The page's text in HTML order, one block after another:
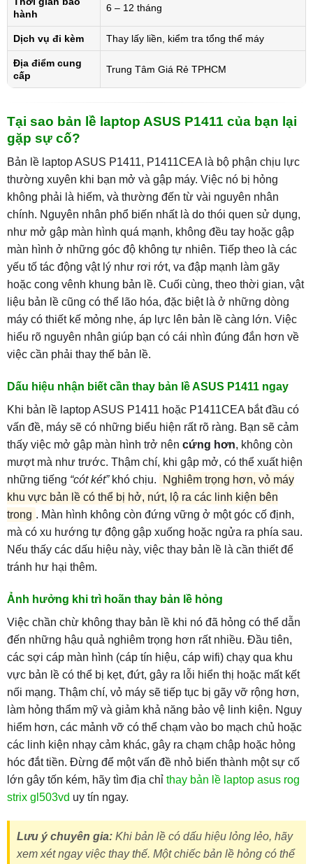
hành
6 – 12 tháng
Dịch vụ đi kèm Thay lấy liền, kiểm tra tổng thể máy
Địa điểm cung
cấp
Trung Tâm Giá Rẻ TPHCM
Tại sao bản lề laptop ASUS P1411 của bạn lại
gặp sự cố?
Bản lề laptop ASUS P1411, P1411CEA là bộ phận chịu lực
thường xuyên khi bạn mở và gập máy. Việc nó bị hỏng
không phải là hiếm, và thường đến từ vài nguyên nhân
chính. Nguyên nhân phổ biến nhất là do thói quen sử dụng,
như mở gập màn hình quá mạnh, không đều tay hoặc gập
màn hình ở những góc độ không tự nhiên. Tiếp theo là các
yếu tố tác động vật lý như rơi rớt, va đập mạnh làm gãy
hoặc cong vênh khung bản lề. Cuối cùng, theo thời gian, vật
liệu bản lề cũng có thể lão hóa, đặc biệt là ở những dòng
máy có thiết kế mỏng nhẹ, áp lực lên bản lề càng lớn. Việc
hiểu rõ nguyên nhân giúp bạn có cái nhìn đúng đắn hơn về
việc cần phải thay thế bản lề.
Dấu hiệu nhận biết cần thay bản lề ASUS P1411 ngay
Khi bản lề laptop ASUS P1411 hoặc P1411CEA bắt đầu có
vấn đề, máy sẽ có những biểu hiện rất rõ ràng. Bạn sẽ cảm
thấy việc mở gập màn hình trở nên cứng hơn, không còn
mượt mà như trước. Thậm chí, khi gập mở, có thể xuất hiện
những tiếng “cót két”khó chịu.
Nghiêm trọng hơn, vỏ máy
khu vực bản lề có thể bị hở, nứt, lộ ra các linh kiện bên
trong . Màn hình không còn đứng vững ở một góc cố định,
mà có xu hướng tự động gập xuống hoặc ngửa ra phía sau.
Nếu thấy các dấu hiệu này, việc thay bản lề là cần thiết để
tránh hư hại thêm.
Ảnh hưởng khi trì hoãn thay bản lề hỏng
Việc chần chừ không thay bản lề khi nó đã hỏng có thể dẫn
đến những hậu quả nghiêm trọng hơn rất nhiều. Đầu tiên,
các sợi cáp màn hình (cáp tín hiệu, cáp wifi) chạy qua khu
vực bản lề có thể bị kẹt, đứt, gây ra lỗi hiển thị hoặc mất kết
nối mạng. Thậm chí, vỏ máy sẽ tiếp tục bị gãy vỡ rộng hơn,
làm hỏng thẩm mỹ và giảm khả năng bảo vệ linh kiện. Nguy
hiểm hơn, các mảnh vỡ có thể chạm vào bo mạch chủ hoặc
các linh kiện nhạy cảm khác, gây ra chạm chập hoặc hỏng
hóc đắt tiền. Đừng để một vấn đề nhỏ biến thành một sự cố
lớn gây tốn kém, hãy tìm địa chỉ thay bản lề laptop asus rog
strix gl503vd uy tín ngay.
Lưu ý chuyên gia:Khi bản lề có dấu hiệu lỏng lẻo, hãy
xem xét ngay việc thay thế. Một chiếc bản lề hỏng có thể